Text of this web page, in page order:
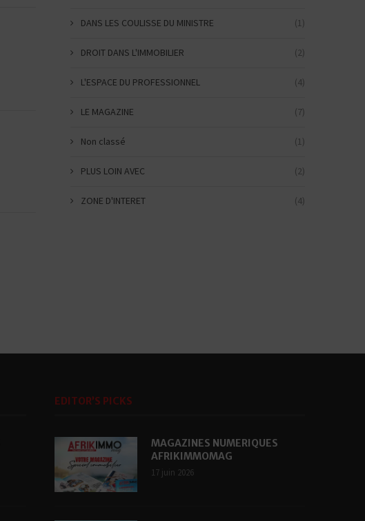
DANS LES COULISSE DU MINISTRE (1)
DROIT DANS L'IMMOBILIER (2)
L'ESPACE DU PROFESSIONNEL (4)
LE MAGAZINE (7)
Non classé (1)
PLUS LOIN AVEC (2)
ZONE D'INTERET (4)
EDITOR’S PICKS
MAGAZINES NUMERIQUES
AFRIKIMMOMAG
17 juin 2026